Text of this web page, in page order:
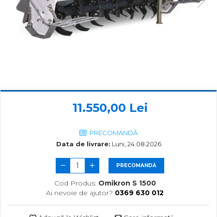
PTO
Fierastraie circulare lemne
Mori de cereale
Polizoare de cioturi pomi
Tocatoare hidraulice
Tocatoare priza PTO tractor
Utilaje de fabricat peleti
11.550,00 Lei
PRECOMANDĂ
Data de livrare: Luni, 24.08.2026
PRECOMANDĂ
Cod Produs: Omikron S 1500
Ai nevoie de ajutor? 0369 630 012